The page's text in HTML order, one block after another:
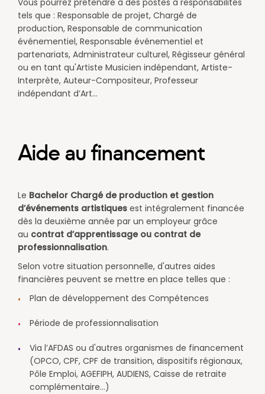
Vous pourrez prétendre à des postes à responsabilités
tels que : Responsable de projet, Chargé de
production, Responsable de communication
événementiel, Responsable événementiel et
partenariats, Administrateur culturel, Régisseur général
ou en tant qu'Artiste Musicien indépendant, Artiste-
Interprète, Auteur-Compositeur, Professeur
indépendant d’Art...
Aide au financement
Le Bachelor Chargé de production et gestion
d’événements artistiques est intégralement financée
dès la deuxième année par un employeur grâce
au contrat d’apprentissage ou contrat de
professionnalisation.
Selon votre situation personnelle, d'autres aides
financières peuvent se mettre en place telles que :
Plan de développement des Compétences
Période de professionnalisation
Via l’AFDAS ou d'autres organismes de financement
(OPCO, CPF, CPF de transition, dispositifs régionaux,
Pôle Emploi, AGEFIPH, AUDIENS, Caisse de retraite
complémentaire...)